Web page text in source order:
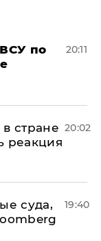
по
20:11
стране
реакция
20:02
суда,
19:40